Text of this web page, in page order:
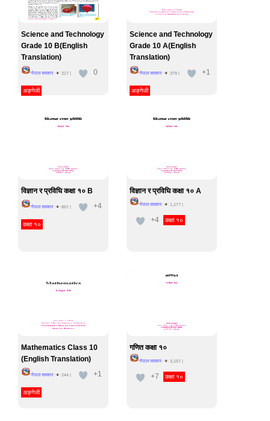
Science and Technology
Grade 10 B(English
Translation)
नेपाल सरकार 317| 0
अङ्गेजी
Science and Technology
Grade 10 A(English
Translation)
नेपाल सरकार 379| +1
अङ्गेजी
विज्ञान र प्रविघि कक्षा १० B
नेपाल सरकार 857| +4
कक्षा १०
विज्ञान र प्रविघि कक्षा १० A
नेपाल सरकार 1,177|
+4 कक्षा १०
Mathematics Class 10
(English Translation)
नेपाल सरकार 244| +1
अङ्गेजी
गणित कक्षा १०
नेपाल सरकार 3,157|
+7 कक्षा १०